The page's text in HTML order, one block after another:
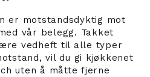
er motstandsdyktig mot
vår belegg. Takket
vedheft til alle typer
vil du gi kjøkkenet
uten å måtte fjerne